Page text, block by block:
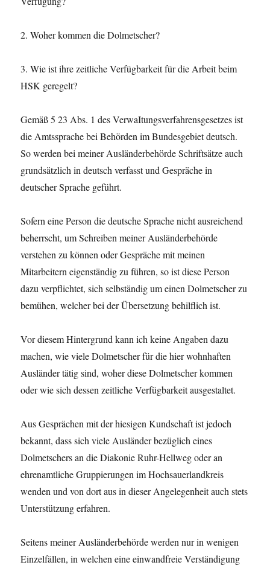
2. Woher kommen die Dolmetscher?
3. Wie ist ihre zeitliche Verfügbarkeit für die Arbeit beim
HSK geregelt?
Gemäß 5 23 Abs. 1 des VerwaItungsverfahrensgesetzes ist
die Amtssprache bei Behörden im Bundesgebiet deutsch.
So werden bei meiner Ausländerbehörde Schriftsätze auch
grundsätzlich in deutsch verfasst und Gespräche in
deutscher Sprache geführt.
Sofern eine Person die deutsche Sprache nicht ausreichend
beherrscht, um Schreiben meiner Ausländerbehörde
verstehen zu können oder Gespräche mit meinen
Mitarbeitern eigenständig zu führen, so ist diese Person
dazu verpflichtet, sich selbständig um einen Dolmetscher zu
bemühen, welcher bei der Übersetzung behilflich ist.
Vor diesem Hintergrund kann ich keine Angaben dazu
machen, wie viele Dolmetscher für die hier wohnhaften
Ausländer tätig sind, woher diese Dolmetscher kommen
oder wie sich dessen zeitliche Verfügbarkeit ausgestaltet.
Aus Gesprächen mit der hiesigen Kundschaft ist jedoch
bekannt, dass sich viele Ausländer bezüglich eines
Dolmetschers an die Diakonie Ruhr-Hellweg oder an
ehrenamtliche Gruppierungen im Hochsauerlandkreis
wenden und von dort aus in dieser Angelegenheit auch stets
Unterstützung erfahren.
Seitens meiner Ausländerbehörde werden nur in wenigen
Einzelfällen, in welchen eine einwandfreie Verständigung